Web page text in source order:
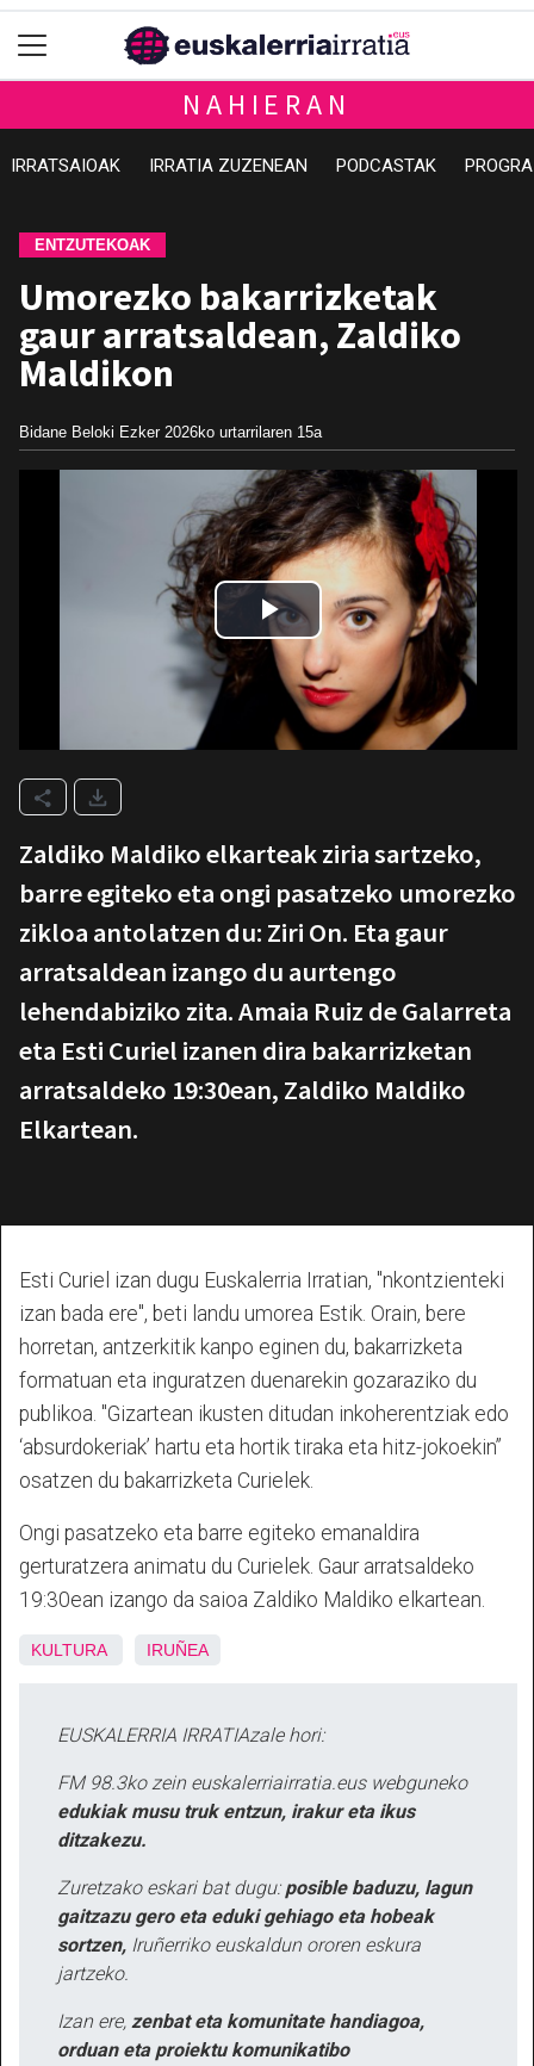
NAHIERAN
IRRATSAIOAK IRRATIA ZUZENEAN PODCASTAK
ENTZUTEKOAK
Umorezko bakarrizketak
gaur arratsaldean, Zaldiko
Maldikon
Bidane Beloki Ezker 2026ko urtarrilaren 15a
Zaldiko Maldiko elkarteak ziria sartzeko,
barre egiteko eta ongi pasatzeko umorezko
zikloa antolatzen du: Ziri On. Eta gaur
arratsaldean izango du aurtengo
lehendabiziko zita. Amaia Ruiz de Galarreta
eta Esti Curiel izanen dira bakarrizketan
arratsaldeko 19:30ean, Zaldiko Maldiko
Elkartean.
Esti Curiel izan dugu Euskalerria Irratian, "nkontzienteki
izan bada ere", beti landu umorea Estik. Orain, bere
horretan, antzerkitik kanpo eginen du, bakarrizketa
formatuan eta inguratzen duenarekin gozaraziko du
publikoa. "Gizartean ikusten ditudan inkoherentziak edo
‘absurdokeriak’ hartu eta hortik tiraka eta hitz-jokoekin”
osatzen du bakarrizketa Curielek.
Ongi pasatzeko eta barre egiteko emanaldira
gerturatzera animatu du Curielek. Gaur arratsaldeko
19:30ean izango da saioa Zaldiko Maldiko elkartean.
KULTURA IRUÑEA
EUSKALERRIA IRRATIAzale hori:
FM 98.3ko zein euskalerriairratia.eus webguneko
edukiak musu truk entzun, irakur eta ikus
ditzakezu.
Zuretzako eskari bat dugu: posible baduzu, lagun
gaitzazu gero eta eduki gehiago eta hobeak
sortzen, Iruñerriko euskaldun ororen eskura
jartzeko.
Izan ere, zenbat eta komunitate handiagoa,
orduan eta proiektu komunikatibo